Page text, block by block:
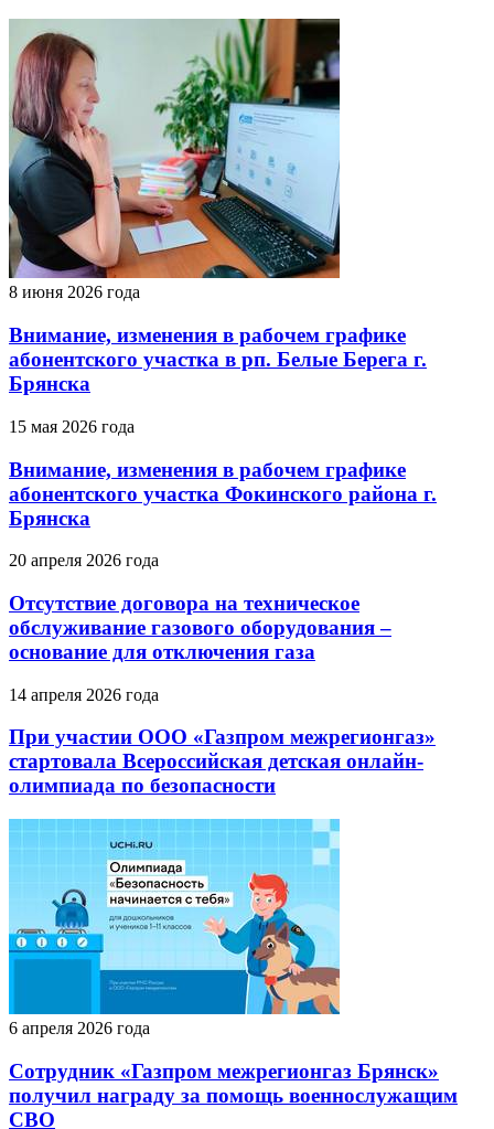
8 июня 2026 года
Внимание, изменения в рабочем графике
абонентского участка в рп. Белые Берега г.
Брянска
15 мая 2026 года
Внимание, изменения в рабочем графике
абонентского участка Фокинского района г.
Брянска
20 апреля 2026 года
Отсутствие договора на техническое
обслуживание газового оборудования –
основание для отключения газа
14 апреля 2026 года
При участии ООО «Газпром межрегионгаз»
стартовала Всероссийская детская онлайн-
олимпиада по безопасности
6 апреля 2026 года
Сотрудник «Газпром межрегионгаз Брянск»
получил награду за помощь военнослужащим
СВО